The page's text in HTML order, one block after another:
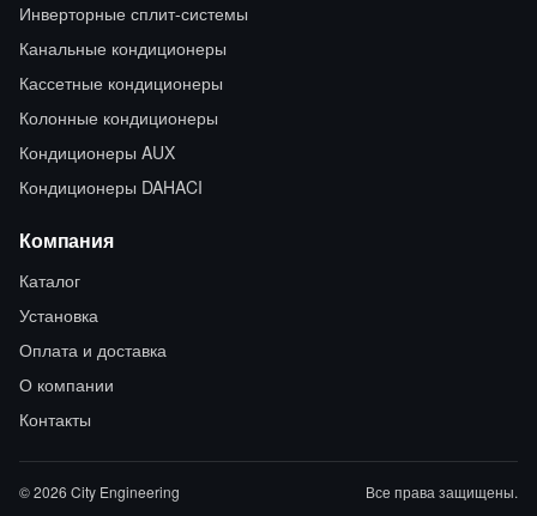
Инверторные сплит-системы
Канальные кондиционеры
Кассетные кондиционеры
Колонные кондиционеры
Кондиционеры AUX
Кондиционеры DAHACI
Компания
Каталог
Установка
Оплата и доставка
О компании
Контакты
© 2026 City Engineering Все права защищены.